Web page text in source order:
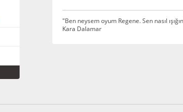
"Ben neysem oyum Regene. Sen nasıl
Kara Dalamar